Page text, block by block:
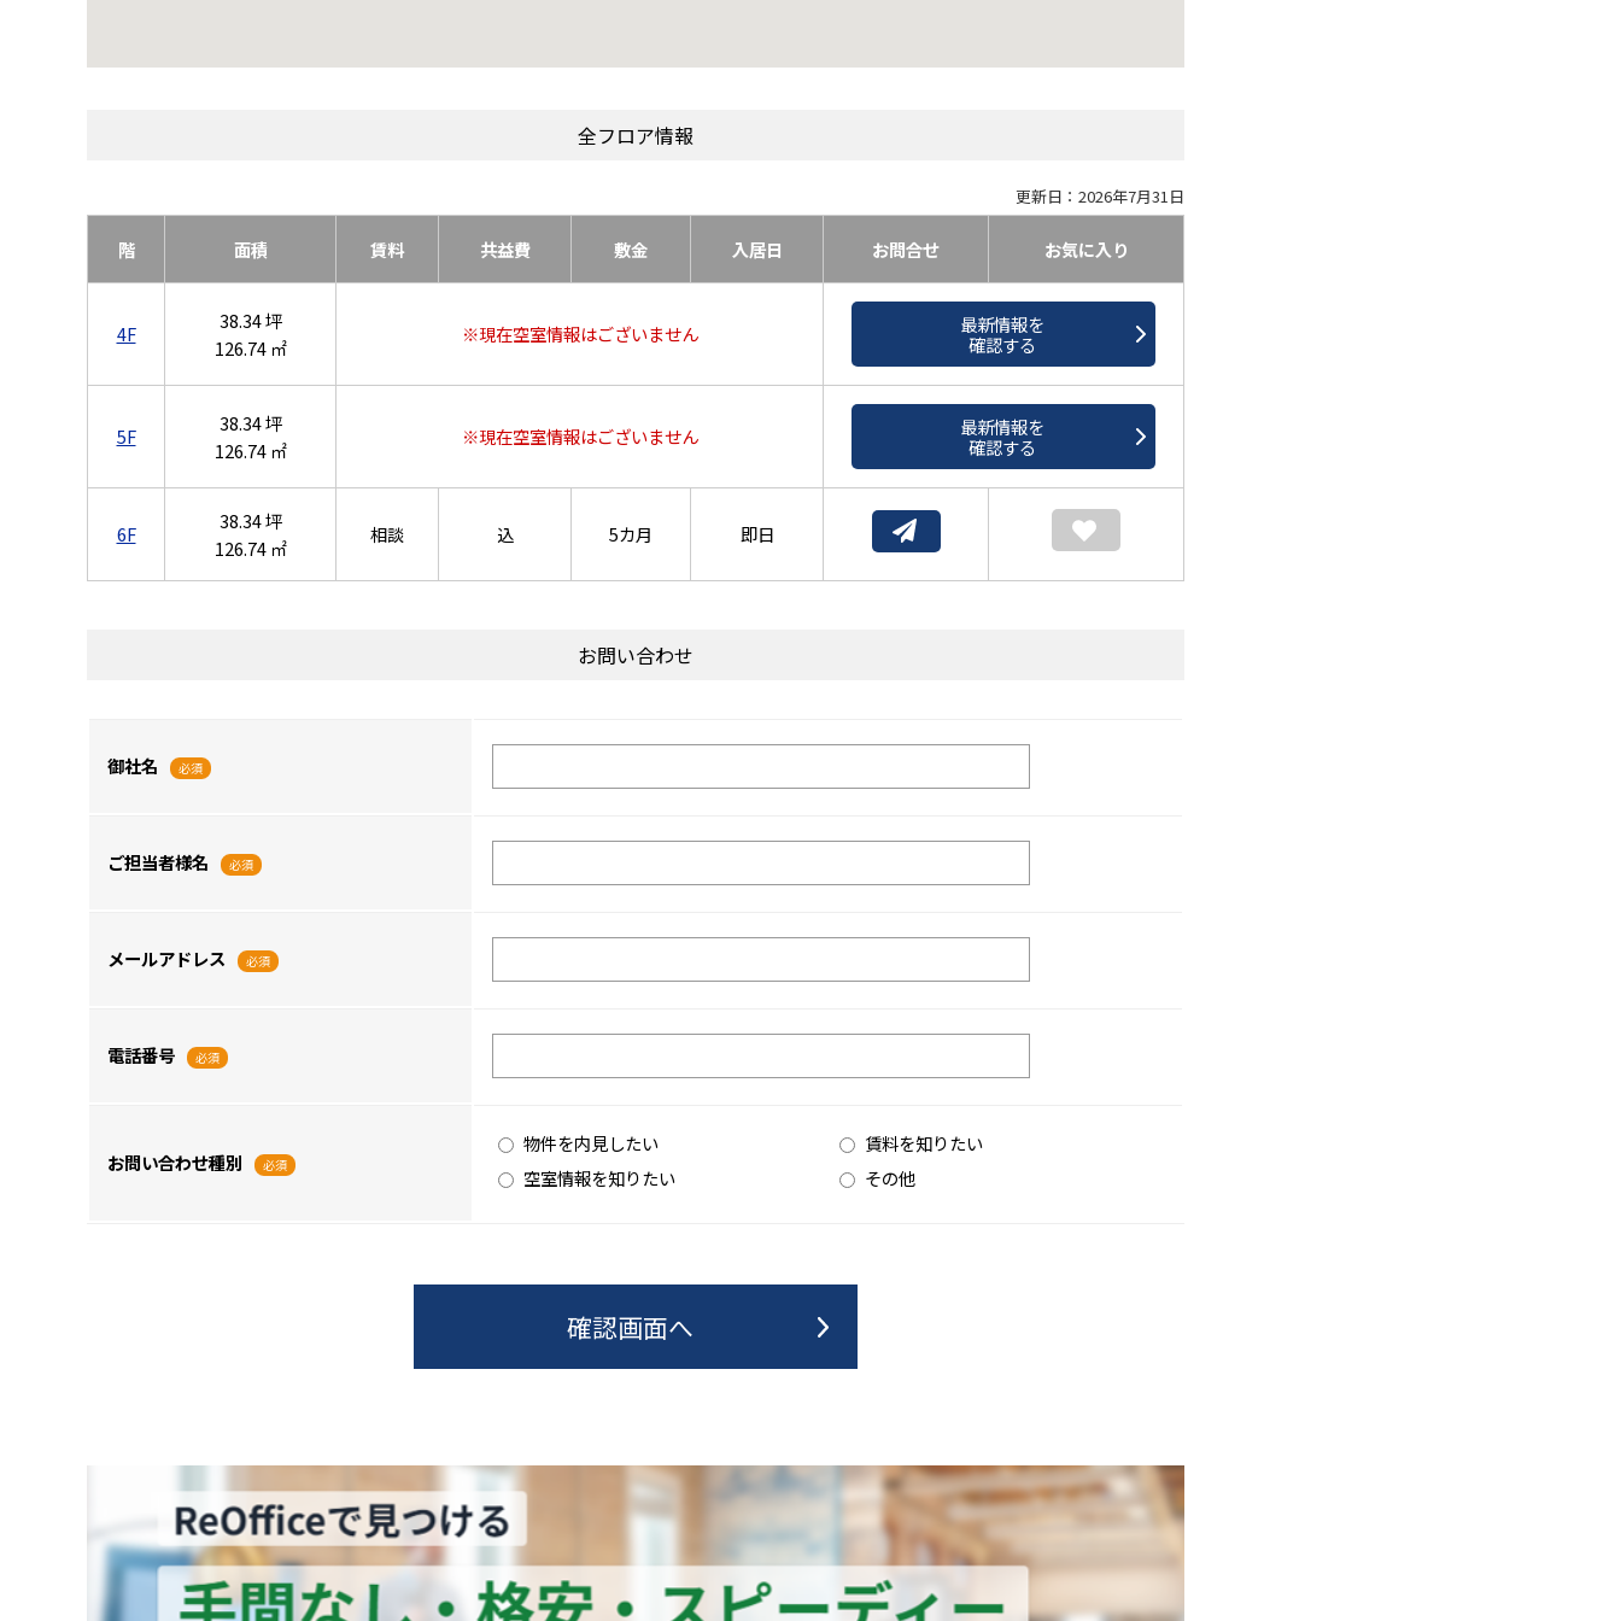
全フロア情報
更新日：2026年7月31日
階 面積 賃料 共益費 敷金 入居日 お問合せ お気に入り
4F
38.34 坪
126.74 ㎡
※現在空室情報はございません
最新情報を
確認する
5F
38.34 坪
126.74 ㎡
※現在空室情報はございません
最新情報を
確認する
6F
38.34 坪
126.74 ㎡
相談 込 5カ月 即日
お問い合わせ
御社名 必須
ご担当者様名 必須
メールアドレス 必須
電話番号 必須
お問い合わせ種別 必須
物件を内見したい
賃料を知りたい
空室情報を知りたい
その他